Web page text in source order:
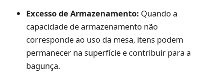
Excesso de Armazenamento: Quando a
capacidade de armazenamento não
corresponde ao uso da mesa, itens podem
permanecer na superfície e contribuir para a
bagunça.